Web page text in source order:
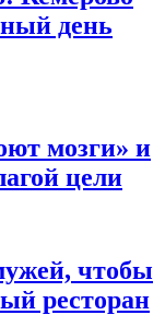
день
мозги» и
цели
чтобы
ресторан